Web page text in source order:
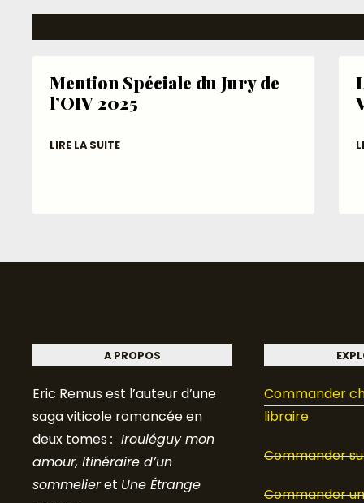
Mention Spéciale du Jury de
l’OIV 2025
LIRE LA SUITE
A PROPOS
Eric Remus est l’auteur d’une
saga viticole romancée en
deux tomes: Irouléguy mon
amour, Itinéraire d’un
sommelieret Une Étrange
Commander
libraire
Commander
Commander